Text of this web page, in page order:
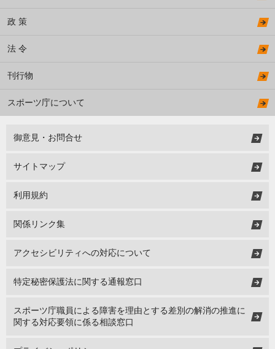
政 策
法 令
刊行物
スポーツ庁について
御意見・お問合せ
サイトマップ
利用規約
関係リンク集
アクセシビリティへの対応について
特定秘密保護法に関する通報窓口
スポーツ庁職員による障害を理由とする差別の解消の推進に
関する対応要領に係る相談窓口